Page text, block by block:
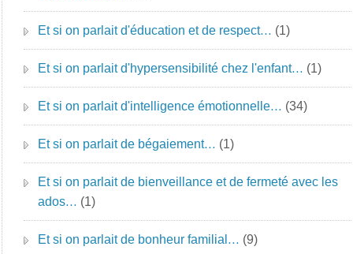
Et si on parlait d'éducation et de respect… (1)
Et si on parlait d'hypersensibilité chez l'enfant… (1)
Et si on parlait d'intelligence émotionnelle… (34)
Et si on parlait de bégaiement… (1)
Et si on parlait de bienveillance et de fermeté avec les
ados… (1)
Et si on parlait de bonheur familial… (9)